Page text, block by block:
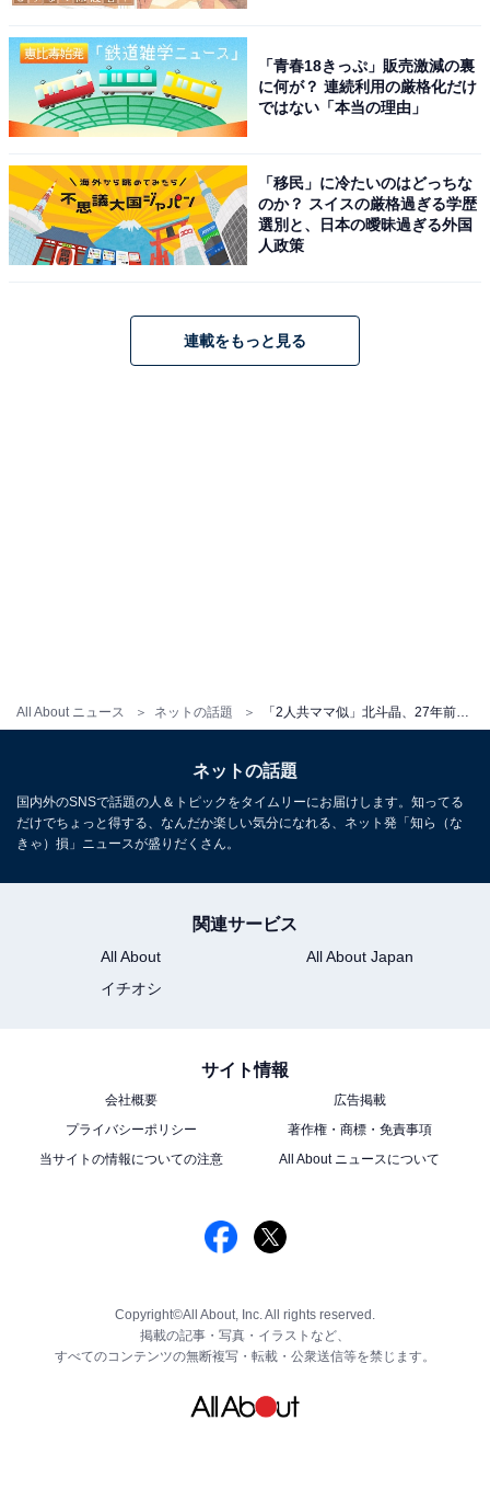
All About ニュース ネットの話題
「青春18きっぷ」販売激減の裏
に何が？ 連続利用の厳格化だけ
ではない「本当の理由」
「移民」に冷たいのはどっちな
のか？ スイスの厳格過ぎる学歴
選別と、日本の曖昧過ぎる外国
人政策
連載をもっと見る
ネットの話題
国内外のSNSで話題の人＆トピックをタイムリーにお届けします。知ってる
だけでちょっと得する、なんだか楽しい気分になれる、ネット発「知ら（な
きゃ）損」ニュースが盛りだくさん。
関連サービス
All About
All About Japan
イチオシ
サイト情報
会社概要
広告掲載
プライバシーポリシー
著作権・商標・免責事項
当サイトの情報についての注意
All About ニュースについて
Copyright©All About, Inc. All rights reserved.
掲載の記事・写真・イラストなど、
すべてのコンテンツの無断複写・転載・公衆送信等を禁じます。